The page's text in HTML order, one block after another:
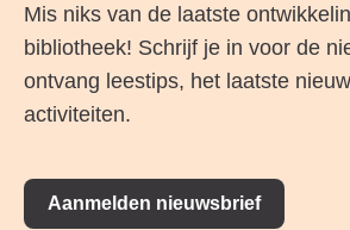
Mis niks van de laatste
bibliotheek! Schrijf je in voor de
ontvang leestips, het laatste
activiteiten.
Aanmelden nieuwsbrief